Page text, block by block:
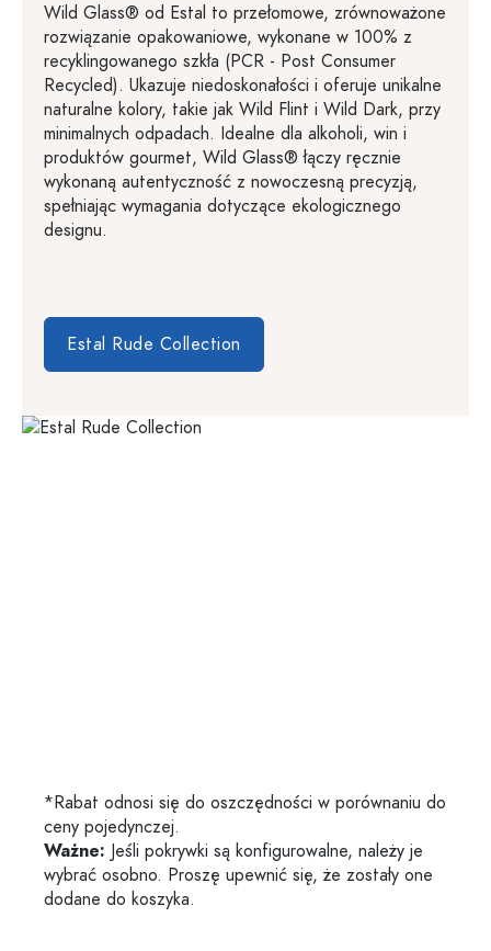
Wild Glass® od Estal to przełomowe, zrównoważone
rozwiązanie opakowaniowe, wykonane w 100% z
recyklingowanego szkła (PCR - Post Consumer
Recycled). Ukazuje niedoskonałości i oferuje unikalne
naturalne kolory, takie jak Wild Flint i Wild Dark, przy
minimalnych odpadach. Idealne dla alkoholi, win i
produktów gourmet, Wild Glass® łączy ręcznie
wykonaną autentyczność z nowoczesną precyzją,
spełniając wymagania dotyczące ekologicznego
designu.
Estal Rude Collection
*Rabat odnosi się do oszczędności w porównaniu do
ceny pojedynczej.
Ważne: Jeśli pokrywki są konfigurowalne, należy je
wybrać osobno. Proszę upewnić się, że zostały one
dodane do koszyka.